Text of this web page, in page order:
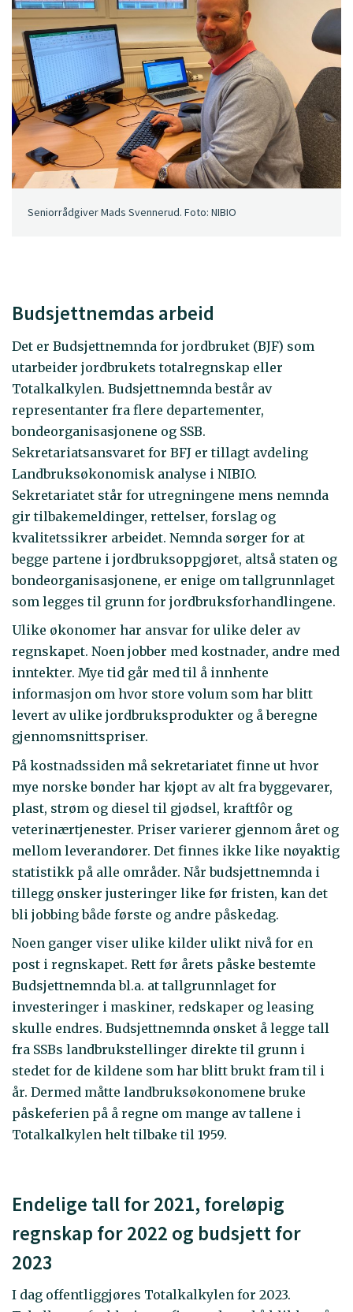
Seniorrådgiver Mads Svennerud. Foto: NIBIO
Budsjettnemdas arbeid
Det er Budsjettnemnda for jordbruket (BJF) som
utarbeider jordbrukets totalregnskap eller
Totalkalkylen. Budsjettnemnda består av
representanter fra flere departementer,
bondeorganisasjonene og SSB.
Sekretariatsansvaret for BFJ er tillagt avdeling
Landbruksøkonomisk analyse i NIBIO.
Sekretariatet står for utregningene mens nemnda
gir tilbakemeldinger, rettelser, forslag og
kvalitetssikrer arbeidet. Nemnda sørger for at
begge partene i jordbruksoppgjøret, altså staten og
bondeorganisasjonene, er enige om tallgrunnlaget
som legges til grunn for jordbruksforhandlingene.
Ulike økonomer har ansvar for ulike deler av
regnskapet. Noen jobber med kostnader, andre med
inntekter. Mye tid går med til å innhente
informasjon om hvor store volum som har blitt
levert av ulike jordbruksprodukter og å beregne
gjennomsnittspriser.
På kostnadssiden må sekretariatet finne ut hvor
mye norske bønder har kjøpt av alt fra byggevarer,
plast, strøm og diesel til gjødsel, kraftfôr og
veterinærtjenester. Priser varierer gjennom året og
mellom leverandører. Det finnes ikke like nøyaktig
statistikk på alle områder. Når budsjettnemnda i
tillegg ønsker justeringer like før fristen, kan det
bli jobbing både første og andre påskedag.
Noen ganger viser ulike kilder ulikt nivå for en
post i regnskapet. Rett før årets påske bestemte
Budsjettnemnda bl.a. at tallgrunnlaget for
investeringer i maskiner, redskaper og leasing
skulle endres. Budsjettnemnda ønsket å legge tall
fra SSBs landbrukstellinger direkte til grunn i
stedet for de kildene som har blitt brukt fram til i
år. Dermed måtte landbruksøkonomene bruke
påskeferien på å regne om mange av tallene i
Totalkalkylen helt tilbake til 1959.
Endelige tall for 2021, foreløpig
regnskap for 2022 og budsjett for
2023
I dag offentliggjøres Totalkalkylen for 2023.